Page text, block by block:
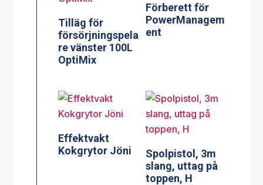
Tilläg för
försörjningspela
re vänster 100L
OptiMix
Förberett för
PowerManagem
ent
Effektvakt
Kokgrytor Jöni
Spolpistol, 3m
slang, uttag på
toppen, H